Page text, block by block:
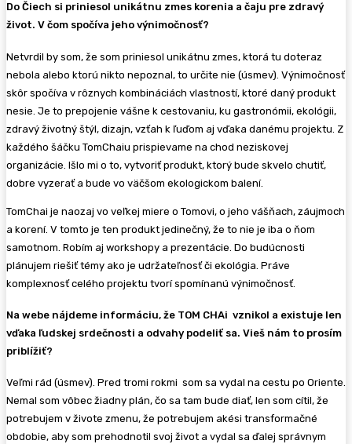
Do Čiech si priniesol unikátnu zmes korenia a čaju pre zdravý
život. V čom spočíva jeho výnimočnosť?
Netvrdil by som, že som priniesol unikátnu zmes, ktorá tu doteraz
nebola alebo ktorú nikto nepoznal, to určite nie (úsmev). Výnimočnosť
skôr spočíva v rôznych kombináciách vlastností, ktoré daný produkt
nesie. Je to prepojenie vášne k cestovaniu, ku gastronómii, ekológii,
zdravý životný štýl, dizajn, vzťah k ľuďom aj vďaka danému projektu. Z
každého šáčku TomChaiu prispievame na chod neziskovej
organizácie. Išlo mi o to, vytvoriť produkt, ktorý bude skvelo chutiť,
dobre vyzerať a bude vo väčšom ekologickom balení.
TomChai je naozaj vo veľkej miere o Tomovi, o jeho vášňach, záujmoch
a korení. V tomto je ten produkt jedinečný, že to nie je iba o ňom
samotnom. Robím aj workshopy a prezentácie. Do budúcnosti
plánujem riešiť témy ako je udržateľnosť či ekológia. Práve
komplexnosť celého projektu tvorí spomínanú výnimočnosť.
Na webe nájdeme informáciu, že TOM CHAi vznikol a existuje len
vďaka ľudskej srdečnosti a odvahy podeliť sa. Vieš nám to prosím
priblížiť?
Veľmi rád (úsmev). Pred tromi rokmi som sa vydal na cestu po Oriente.
Nemal som vôbec žiadny plán, čo sa tam bude diať, len som cítil, že
potrebujem v živote zmenu, že potrebujem akési transformačné
obdobie, aby som prehodnotil svoj život a vydal sa ďalej správnym